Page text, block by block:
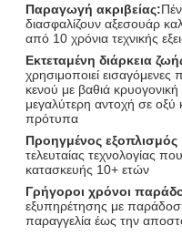
Παραγωγή ακριβείας:
διασφαλίζουν αξεσουάρ
από 10 χρόνια τεχνικής
Εκτεταμένη διάρκεια
χρησιμοποιεί εισαγόμενες
κενού με βαθιά
μεγαλύτερη αντοχή σε οξύ
πρότυπα
Προηγμένος εξοπλισμός
τελευταίας τεχνολογίας
κατασκευής 10+ ετών
Γρήγοροι χρόνοι
εξυπηρέτησης με
παραγγελία έως την